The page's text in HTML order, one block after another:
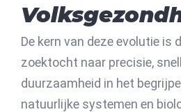
De kern van deze evolutie is
zoektocht naar precisie,
duurzaamheid in het
natuurlijke systemen en